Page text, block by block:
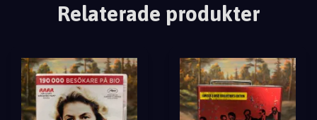
Relaterade produkter